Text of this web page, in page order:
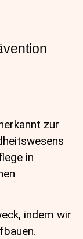
zur
in
indem wir